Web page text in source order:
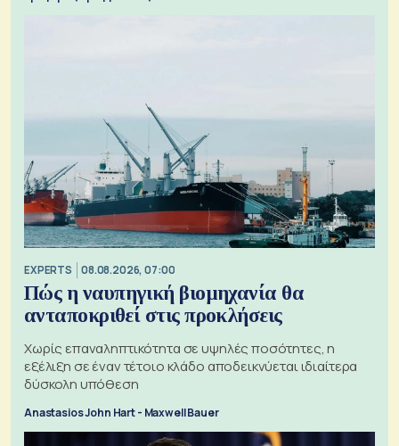
EXPERTS 08.08.2026, 07:00
Πώς η ναυπηγική βιομηχανία θα
ανταποκριθεί στις προκλήσεις
Χωρίς επαναληπτικότητα σε υψηλές ποσότητες, η
εξέλιξη σε έναν τέτοιο κλάδο αποδεικνύεται ιδιαίτερα
δύσκολη υπόθεση
Anastasios John Hart - Maxwell Bauer